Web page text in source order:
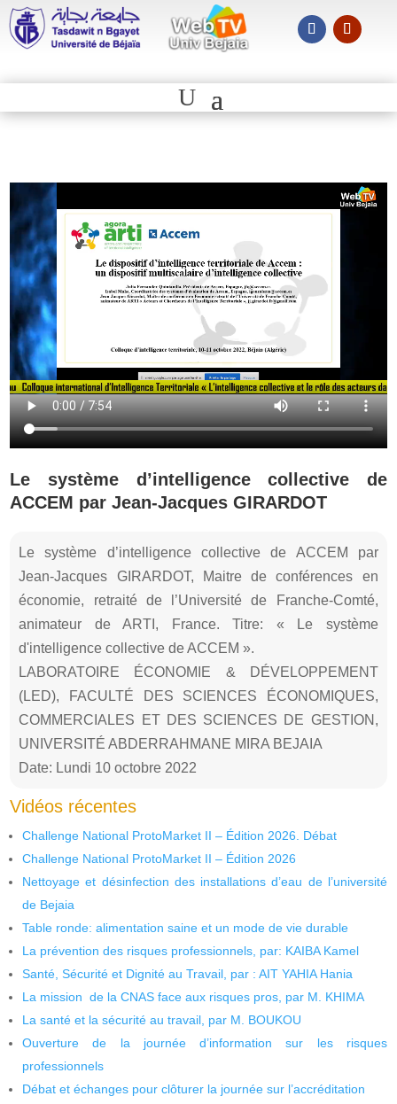
Le système d’intelligence collective de
ACCEM par Jean-Jacques GIRARDOT
Le système d’intelligence collective de ACCEM par
Jean-Jacques GIRARDOT, Maitre de conférences en
économie, retraité de l’Université de Franche-Comté,
animateur de ARTI, France. Titre: « Le système
d'intelligence collective de ACCEM ».
LABORATOIRE ÉCONOMIE & DÉVELOPPEMENT
(LED), FACULTÉ DES SCIENCES ÉCONOMIQUES,
COMMERCIALES ET DES SCIENCES DE GESTION,
UNIVERSITÉ ABDERRAHMANE MIRA BEJAIA
Date: Lundi 10 octobre 2022
Vidéos récentes
Challenge National ProtoMarket II – Édition 2026. Débat
Challenge National ProtoMarket II – Édition 2026
Nettoyage et désinfection des installations d’eau de l’université
de Bejaia
Table ronde: alimentation saine et un mode de vie durable
La prévention des risques professionnels, par: KAIBA Kamel
Santé, Sécurité et Dignité au Travail, par : AIT YAHIA Hania
La mission de la CNAS face aux risques pros, par M. KHIMA
La santé et la sécurité au travail, par M. BOUKOU
Ouverture de la journée d’information sur les risques
professionnels
Débat et échanges pour clôturer la journée sur l’accréditation